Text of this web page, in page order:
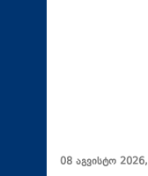
08 აგვისტო 2026,